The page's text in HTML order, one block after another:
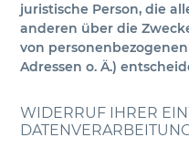
juristische Person, die
anderen über die
von
Adressen o. Ä.)
WIDERRUF IHRER